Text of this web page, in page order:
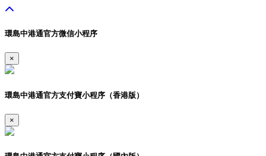
環島中港通官方微信小程序
×
環島中港通官方支付寶小程序（香港版）
×